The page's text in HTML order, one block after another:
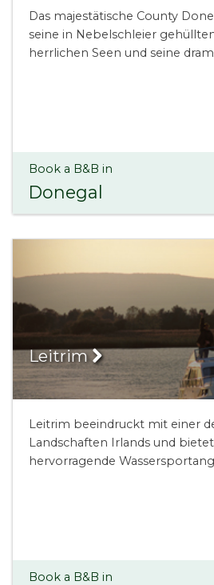
Das majestätische County
seine in Nebelschleier
herrlichen Seen und seine
Book a B&B in
Donegal
Leitrim
Leitrim beeindruckt mit einer
Landschaften Irlands und
hervorragende
Book a B&B in